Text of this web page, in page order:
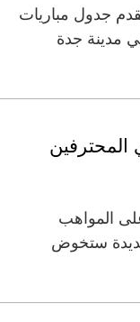
جدول مباريات
في مدينة جدة
المواهب
ستخوض